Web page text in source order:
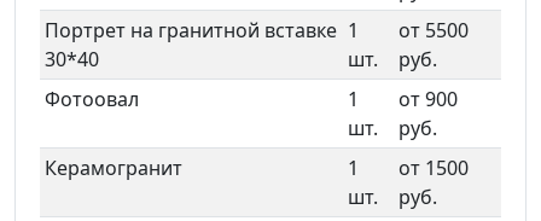
Портрет на гранитной вставке
30*40
1
шт.
от 5500
руб.
Фотоовал
1
шт.
от 900
руб.
Керамогранит
1
шт.
от 1500
руб.